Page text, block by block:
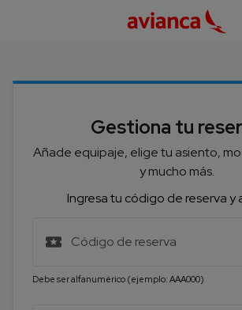
Gestiona tu
Añade equipaje, elige tu asiento,
y mucho más.
Ingresa tu código de reserva y
Código de reserva
Debe ser alfanumérico (ejemplo: AAA000)